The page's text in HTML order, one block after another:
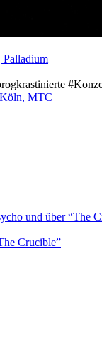
Palladium
MTC
und über “The
Crucible”